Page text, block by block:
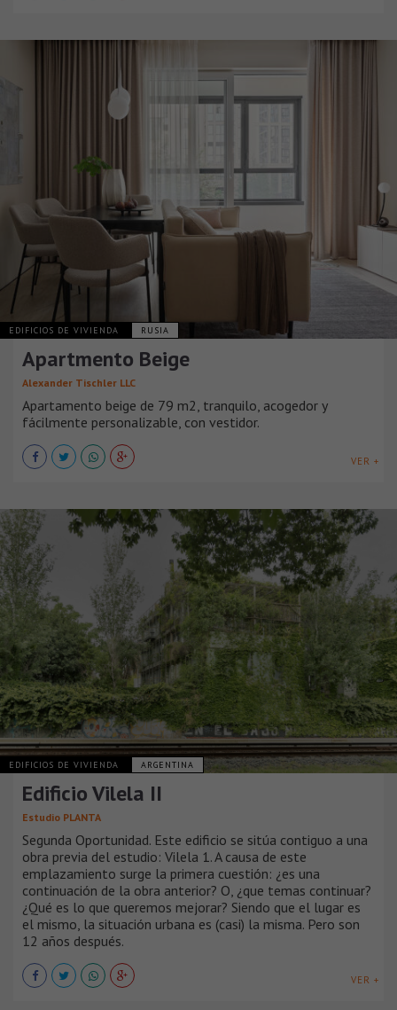
EDIFICIOS DE VIVIENDA RUSIA
Apartmento Beige
Alexander Tischler LLC
Apartamento beige de 79 m2, tranquilo, acogedor y
fácilmente personalizable, con vestidor.
VER +
EDIFICIOS DE VIVIENDA ARGENTINA
Edificio Vilela II
Estudio PLANTA
Segunda Oportunidad. Este edificio se sitúa contiguo a una
obra previa del estudio: Vilela 1. A causa de este
emplazamiento surge la primera cuestión: ¿es una
continuación de la obra anterior? O, ¿que temas continuar?
¿Qué es lo que queremos mejorar? Siendo que el lugar es
el mismo, la situación urbana es (casi) la misma. Pero son
12 años después.
VER +